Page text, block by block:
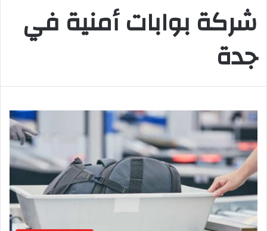
شركة بوابات أمنية في
جدة